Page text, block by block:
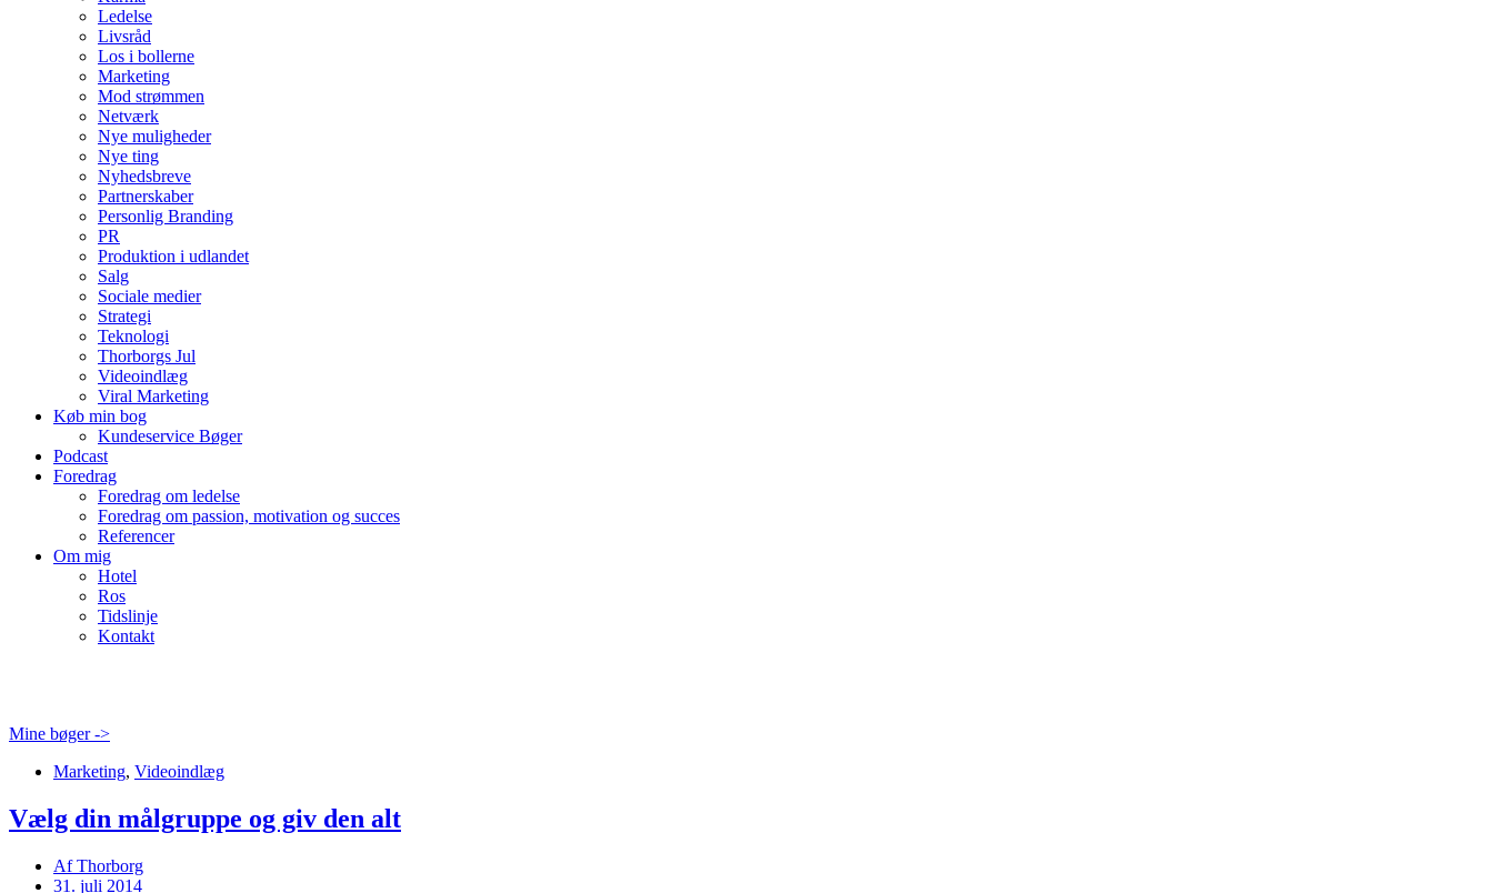
Ledelse
Livsråd
Los i bollerne
Marketing
Mod strømmen
Netværk
Nye muligheder
Nye ting
Nyhedsbreve
Partnerskaber
Personlig Branding
PR
Produktion i udlandet
Salg
Sociale medier
Strategi
Teknologi
Thorborgs Jul
Videoindlæg
Viral Marketing
Køb min bog
Kundeservice Bøger
Podcast
Foredrag
Foredrag om ledelse
Foredrag om passion, motivation og succes
Referencer
Om mig
Hotel
Ros
Tidslinje
Kontakt
Mine bøger ->
Marketing, Videoindlæg
Vælg din målgruppe og giv den alt
AfThorborg
31. juli 2014